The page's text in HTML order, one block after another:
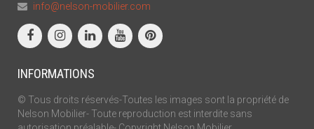
info@nelson-mobilier.com
INFORMATIONS
© Tous droits réservés-Toutes les images sont la propriété de
Nelson Mobilier- Toute reproduction est interdite sans